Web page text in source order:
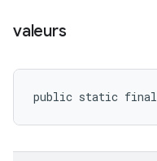
valeurs
public static final